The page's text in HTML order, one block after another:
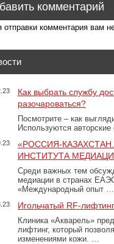
комментарий
отправки комментария вам
Как выбрать службу
разочароваться?
Посмотрите – как
Используются
«РОССИЯ-
ИНСТИТУТА
Среди важных тем
медиации в странах
«Международный опыт …
Игольчатый RF-
Клиника «Акварель»
лифтинг, который
изменениями кожи. …